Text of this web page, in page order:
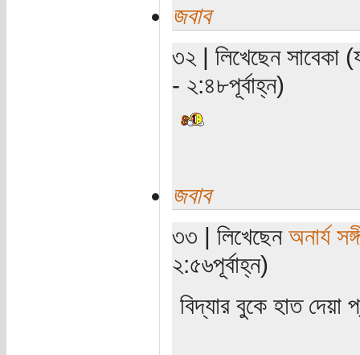
জবাব
৩২ | লিখেছেন সাবেকা
- ২:৪৮পূর্বাহ্ন)
জবাব
৩৩ | লিখেছেন অনার্য
২:৫৬পূর্বাহ্ন)
বিদ্যার বুকে হাত দেয়া